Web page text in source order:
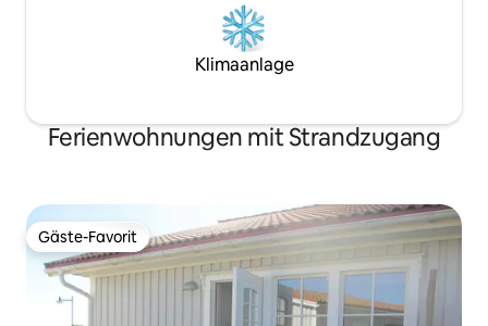
Klimaanlage
Ferienwohnungen mit Strandzugang
Gäste-Favorit
Gäste-Favorit